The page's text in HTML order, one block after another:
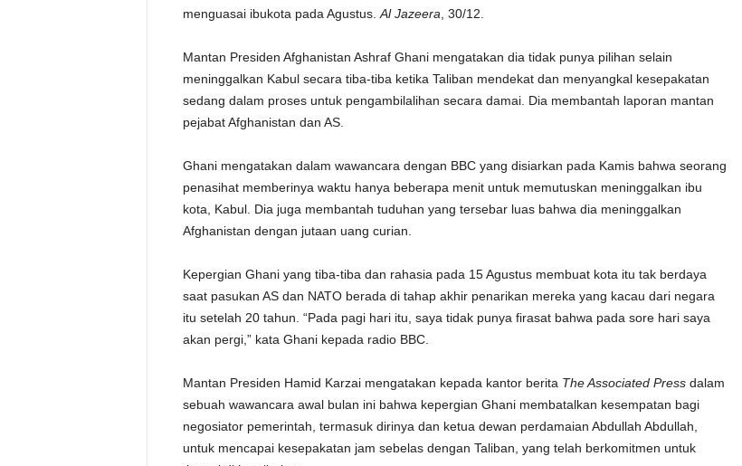
menguasai ibukota pada Agustus. Al Jazeera , 30/12.
Mantan Presiden Afghanistan Ashraf Ghani mengatakan dia tidak punya pilihan selain
meninggalkan Kabul secara tiba-tiba ketika Taliban mendekat dan menyangkal kesepakatan
sedang dalam proses untuk pengambilalihan secara damai. Dia membantah laporan mantan
pejabat Afghanistan dan AS.
Ghani mengatakan dalam wawancara dengan BBC yang disiarkan pada Kamis bahwa seorang
penasihat memberinya waktu hanya beberapa menit untuk memutuskan meninggalkan ibu
kota, Kabul. Dia juga membantah tuduhan yang tersebar luas bahwa dia meninggalkan
Afghanistan dengan jutaan uang curian.
Kepergian Ghani yang tiba-tiba dan rahasia pada 15 Agustus membuat kota itu tak berdaya
saat pasukan AS dan NATO berada di tahap akhir penarikan mereka yang kacau dari negara
itu setelah 20 tahun. “Pada pagi hari itu, saya tidak punya firasat bahwa pada sore hari saya
akan pergi,” kata Ghani kepada radio BBC.
Mantan Presiden Hamid Karzai mengatakan kepada kantor berita The Associated Pressdalam
sebuah wawancara awal bulan ini bahwa kepergian Ghani membatalkan kesempatan bagi
negosiator pemerintah, termasuk dirinya dan ketua dewan perdamaian Abdullah Abdullah,
untuk mencapai kesepakatan jam sebelas dengan Taliban, yang telah berkomitmen untuk